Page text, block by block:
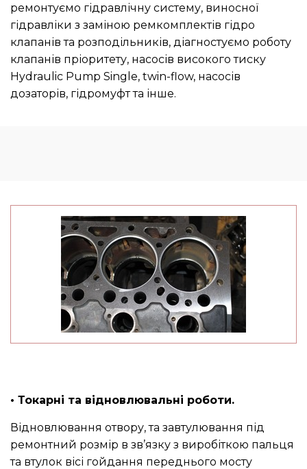
ремонтуємо гідравлічну систему, виносної
гідравліки з заміною ремкомплектів гідро
клапанів та розподільників, діагностуємо роботу
клапанів пріоритету, насосів високого тиску
Hydraulic Pump Single, twin-flow, насосів
дозаторів, гідромуфт та інше.
• Токарні та відновлювальні роботи.
Відновлювання отвору, та завтулювання під
ремонтний розмір в зв’язку з виробіткою пальця
та втулок вісі гойдання переднього мосту